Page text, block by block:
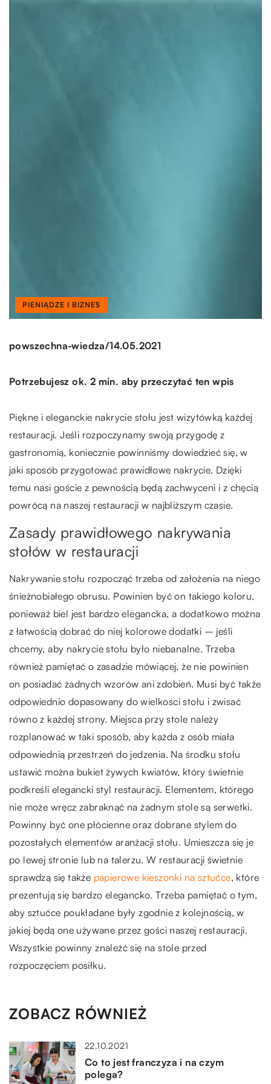
PIENIĄDZE I BIZNES
powszechna-wiedza/14.05.2021
Potrzebujesz ok. 2 min. aby przeczytać ten wpis
Piękne i eleganckie nakrycie stołu jest wizytówką każdej
restauracji. Jeśli rozpoczynamy swoją przygodę z
gastronomią, koniecznie powinniśmy dowiedzieć się, w
jaki sposób przygotować prawidłowe nakrycie. Dzięki
temu nasi goście z pewnością będą zachwyceni i z chęcią
powrócą na naszej restauracji w najbliższym czasie.
Zasady prawidłowego nakrywania
stołów w restauracji
Nakrywanie stołu rozpocząć trzeba od założenia na niego
śnieżnobiałego obrusu. Powinien być on takiego koloru,
ponieważ biel jest bardzo elegancka, a dodatkowo można
z łatwością dobrać do niej kolorowe dodatki – jeśli
chcemy, aby nakrycie stołu było niebanalne. Trzeba
również pamiętać o zasadzie mówiącej, że nie powinien
on posiadać żadnych wzorów ani zdobień. Musi być także
odpowiednio dopasowany do wielkości stołu i zwisać
równo z każdej strony. Miejsca przy stole należy
rozplanować w taki sposób, aby każda z osób miała
odpowiednią przestrzeń do jedzenia. Na środku stołu
ustawić można bukiet żywych kwiatów, który świetnie
podkreśli elegancki styl restauracji. Elementem, którego
nie może wręcz zabraknąć na żadnym stole są serwetki.
Powinny być one płócienne oraz dobrane stylem do
pozostałych elementów aranżacji stołu. Umieszcza się je
po lewej stronie lub na talerzu. W restauracji świetnie
sprawdzą się także papierowe kieszonki na sztućce, które
prezentują się bardzo elegancko. Trzeba pamiętać o tym,
aby sztućce poukładane były zgodnie z kolejnością, w
jakiej będą one używane przez gości naszej restauracji.
Wszystkie powinny znaleźć się na stole przed
rozpoczęciem posiłku.
ZOBACZ RÓWNIEŻ
22.10.2021
Co to jest franczyza i na czym
polega?